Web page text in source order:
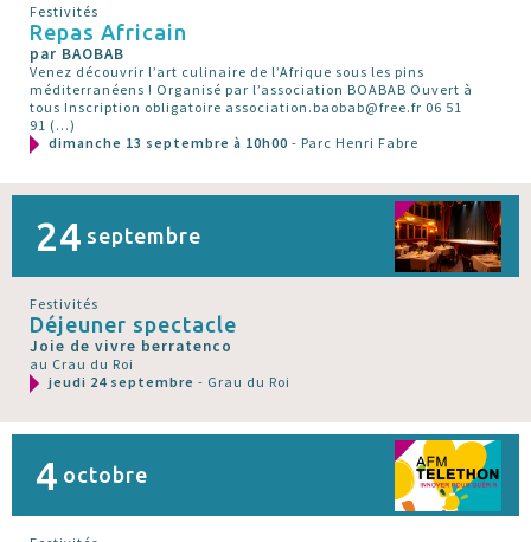
Festivités
Repas Africain
par BAOBAB
Venez découvrir l’art culinaire de l’Afrique sous les pins
méditerranéens ! Organisé par l’association BOABAB Ouvert à
tous Inscription obligatoire association.baobab@free.fr 06 51
91 (…)
dimanche 13 septembre à 10h00 - Parc Henri Fabre
24 septembre
Festivités
Déjeuner spectacle
Joie de vivre berratenco
au Crau du Roi
jeudi 24 septembre - Grau du Roi
4 octobre